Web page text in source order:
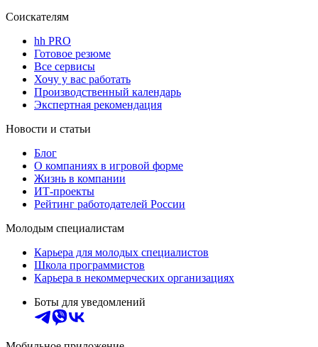
Соискателям
hh PRO
Готовое резюме
Все сервисы
Хочу у вас работать
Производственный календарь
Экспертная рекомендация
Новости и статьи
Блог
О компаниях в игровой форме
Жизнь в компании
ИТ-проекты
Рейтинг работодателей России
Молодым специалистам
Карьера для молодых специалистов
Школа программистов
Карьера в некоммерческих организациях
Боты для уведомлений